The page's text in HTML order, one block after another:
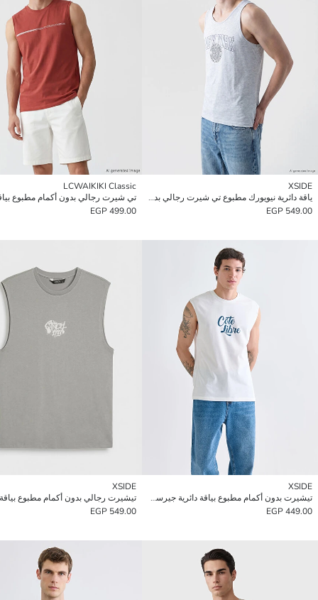
XSIDE
ياقة دائرية نيويورك مطبوع تي شيرت رجالي بدون أكمام
549.00 EGP
LCWAIKIKI Classic
تي شيرت رجالي بدون أكمام مطبوع
499.00 EGP
XSIDE
تيشيرت بدون أكمام مطبوع بياقة دائرية جيرسي للرجال
449.00 EGP
XSIDE
تيشيرت رجالي بدون أكمام مطبوع بياقة
549.00 EGP